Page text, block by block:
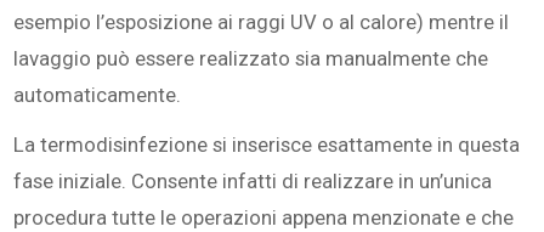
esempio l’esposizione ai raggi UV o al calore) mentre il
lavaggio può essere realizzato sia manualmente che
automaticamente.
La termodisinfezione si inserisce esattamente in questa
fase iniziale. Consente infatti di realizzare in un’unica
procedura tutte le operazioni appena menzionate e che